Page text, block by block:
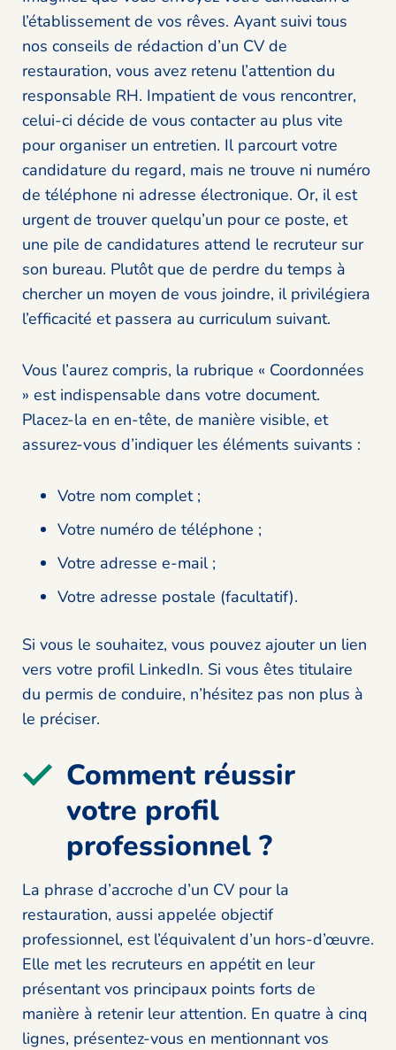
l’établissement de vos rêves. Ayant suivi tous
nos conseils de rédaction d’un CV de
restauration, vous avez retenu l’attention du
responsable RH. Impatient de vous rencontrer,
celui-ci décide de vous contacter au plus vite
pour organiser un entretien. Il parcourt votre
candidature du regard, mais ne trouve ni numéro
de téléphone ni adresse électronique. Or, il est
urgent de trouver quelqu’un pour ce poste, et
une pile de candidatures attend le recruteur sur
son bureau. Plutôt que de perdre du temps à
chercher un moyen de vous joindre, il privilégiera
l’efficacité et passera au curriculum suivant.
Vous l’aurez compris, la rubrique « Coordonnées
» est indispensable dans votre document.
Placez-la en en-tête, de manière visible, et
assurez-vous d’indiquer les éléments suivants :
Votre nom complet ;
Votre numéro de téléphone ;
Votre adresse e-mail ;
Votre adresse postale (facultatif).
Si vous le souhaitez, vous pouvez ajouter un lien
vers votre profil LinkedIn. Si vous êtes titulaire
du permis de conduire, n’hésitez pas non plus à
le préciser.
Comment réussir
votre profil
professionnel ?
La phrase d’accroche d’un CV pour la
restauration, aussi appelée objectif
professionnel, est l’équivalent d’un hors-d’œuvre.
Elle met les recruteurs en appétit en leur
présentant vos principaux points forts de
manière à retenir leur attention. En quatre à cinq
lignes, présentez-vous en mentionnant vos